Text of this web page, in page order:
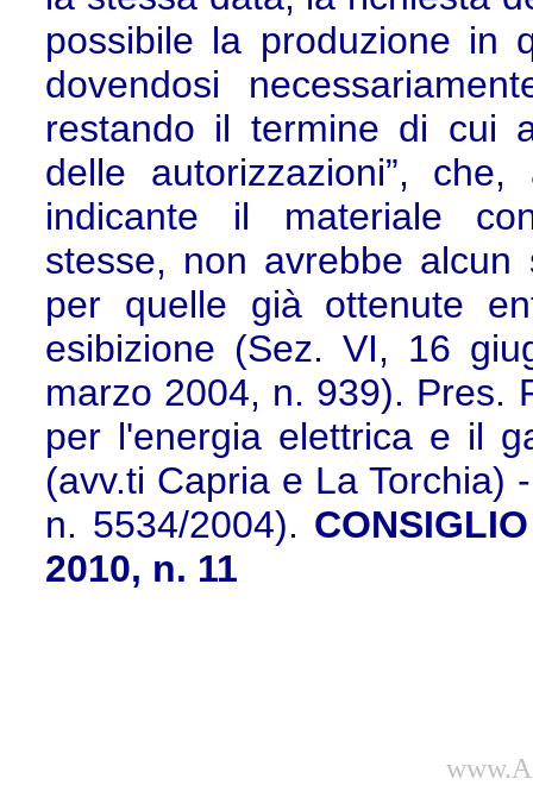
possibile la produzione in
dovendosi
restando il termine di cui
delle autorizzazioni”,
indicante il materiale
stesse, non avrebbe alcun
per quelle già ottenute
esibizione (Sez. VI, 16
marzo 2004, n. 939). Pres.
per l'energia elettrica e il
(avv.ti Capria e La Torchia)
n. 5534/2004).
2010, n. 11